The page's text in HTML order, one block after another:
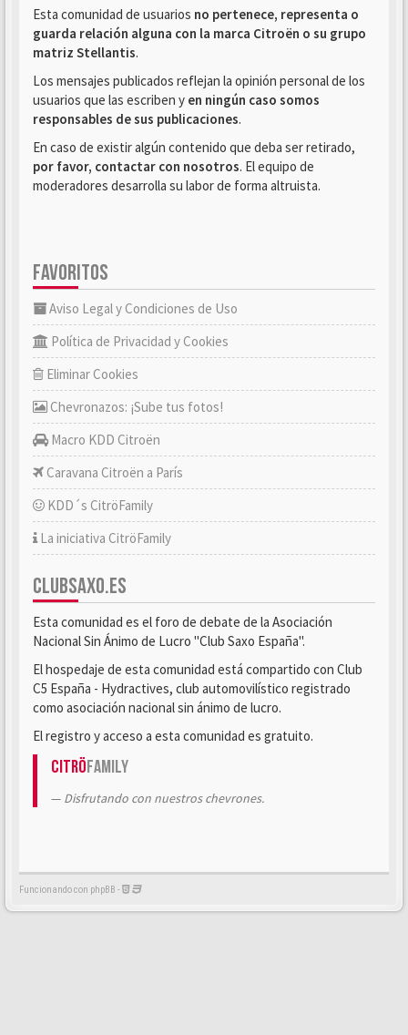
Esta comunidad de usuarios no pertenece, representa o
guarda relación alguna con la marca Citroën o su grupo
matriz Stellantis.
Los mensajes publicados reflejan la opinión personal de los
usuarios que las escriben y en ningún caso somos
responsables de sus publicaciones.
En caso de existir algún contenido que deba ser retirado,
por favor, contactar con nosotros. El equipo de
moderadores desarrolla su labor de forma altruista.
FAVORITOS
Aviso Legal y Condiciones de Uso
Política de Privacidad y Cookies
Eliminar Cookies
Chevronazos: ¡Sube tus fotos!
Macro KDD Citroën
Caravana Citroën a París
KDD´s CitröFamily
La iniciativa CitröFamily
CLUBSAXO.ES
Esta comunidad es el foro de debate de la Asociación
Nacional Sin Ánimo de Lucro "Club Saxo España".
El hospedaje de esta comunidad está compartido con Club
C5 España - Hydractives, club automovilístico registrado
como asociación nacional sin ánimo de lucro.
El registro y acceso a esta comunidad es gratuito.
CitröFamily
Disfrutando con nuestros chevrones.
Funcionando con phpBB -